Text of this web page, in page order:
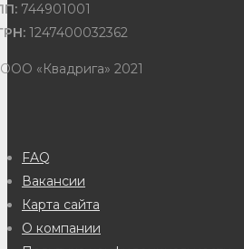
744901001
1247400032362
«Квадрига» 2021
FAQ
Вакансии
Карта сайта
О компании